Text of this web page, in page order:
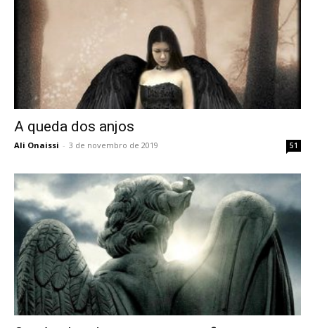
A queda dos anjos
Ali Onaissi - 3 de novembro de 2019 51